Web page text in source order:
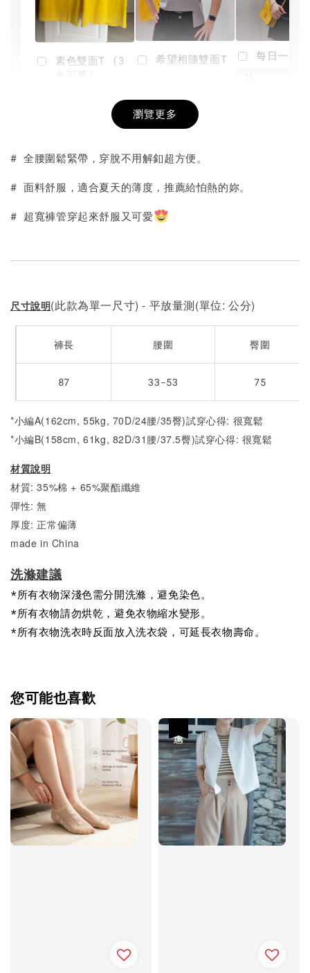
素色雙面T (3
+
希望相隨雙面T
NT$ 190
-
每日一笑
瀏覽更多
# 全腰圍鬆緊帶，穿脫不用解釦超方便。
# 面料舒服，適合夏天的薄度，推薦給怕熱的妳。
# 超寬褲管穿起來舒服又可愛
尺寸說明(此款為單一尺寸) - 平放量測(單位: 公分)
褲長 腰圍 臀圍
87 33-53 75
*小編A(162cm, 55kg, 70D/24腰/35臀)試穿心得: 很寬鬆
*小編B(158cm, 61kg, 82D/31腰/37.5臀)試穿心得: 很寬鬆
材質說明
材質: 35%棉 + 65%聚酯纖維
彈性: 無
厚度: 正常偏薄
made in China
洗滌建議
*所有衣物深淺色需分開洗滌，避免染色。
*所有衣物請勿烘乾，避免衣物縮水變形。
*所有衣物洗衣時反面放入洗衣袋，可延長衣物壽命。
您可能也喜歡